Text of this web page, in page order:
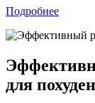
Подробнее
для